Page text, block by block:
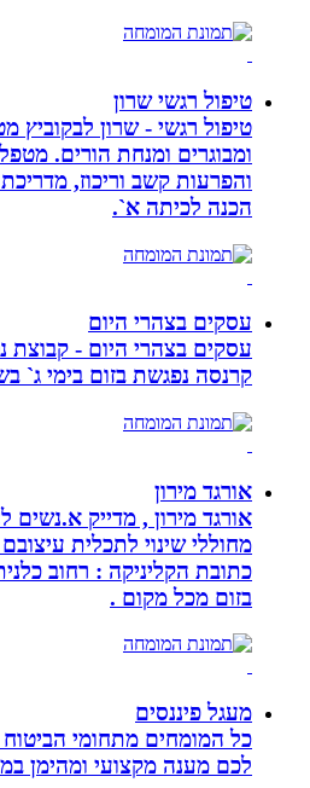
טיפול רגשי שרון
טיפול רגשי - שרון לבקוביץ
ומבוגרים ומנחת הורים. מטפלת
והפרעות קשב וריכוז, מדריכת
הכנה לכיתה א`.
עסקים בצהרי היום
עסקים בצהרי היום - קבוצת
קרנסה נפגשת בזום בימי ג` בשעה 1300
אורגד מירון
אורגד מירון , מדייק א.נשים
מחוללי שינוי לתכלית עיצובם
בזום מכל מקום .
מעגל פיננסים
כל המומחים מתחומי הביטוח
לכם מענה מקצועי ומהימן במגוון